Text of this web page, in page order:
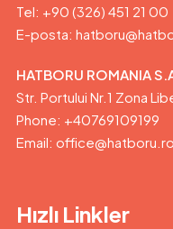
Tel: +90 (326) 451 21 00
E-posta:
HATBORU ROMANIA
Str. Portului Nr.1 Zona
Phone: +40769109199
Email: office@hatboru.ro
Hızlı Linkler